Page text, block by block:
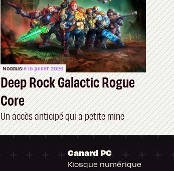
Noddusle 15 juillet 2026
Deep Rock Galactic Rogue
Core
Un accès anticipé qui a petite mine
Canard PC
Kiosque numérique